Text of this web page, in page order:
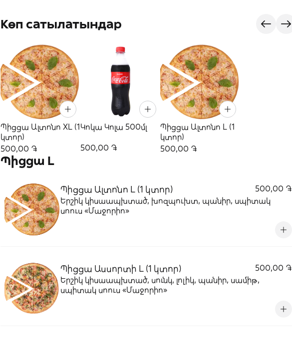
Көп сатылатындар
Պիցցա Ալտոնո XL (1
կտոր)
500,00 ֏
Կոկա Կոլա 500մլ
500,00 ֏
Պիցցա Ալտոնո L (1
կտոր)
500,00 ֏
Պիցցա L
Պիցցա Ալտոնո L (1 կտոր)
500,00 ֏
Երշիկ կիսաապխտած, խոզպուխտ, պանիր, սպիտակ
սոուս «Մաջորիո»
Պիցցա Ասսորտի L (1 կտոր)
500,00 ֏
Երշիկ կիսաապխտած, սունկ, լոլիկ, պանիր, սամիթ,
սպիտակ սոուս «Մաջորիո»